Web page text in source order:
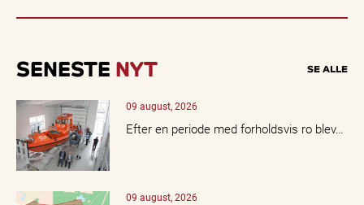
SENESTE NYT SE ALLE
09 august, 2026
Efter en periode med forholdsvis ro blev…
09 august, 2026